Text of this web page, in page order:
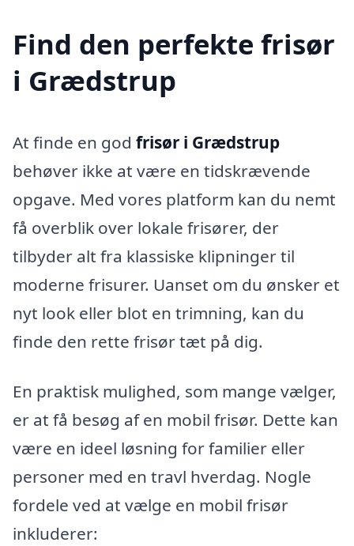
Find den perfekte frisør
i Grædstrup
At finde en god frisør i Grædstrup
behøver ikke at være en tidskrævende
opgave. Med vores platform kan du nemt
få overblik over lokale frisører, der
tilbyder alt fra klassiske klipninger til
moderne frisurer. Uanset om du ønsker et
nyt look eller blot en trimning, kan du
finde den rette frisør tæt på dig.
En praktisk mulighed, som mange vælger,
er at få besøg af en mobil frisør. Dette kan
være en ideel løsning for familier eller
personer med en travl hverdag. Nogle
fordele ved at vælge en mobil frisør
inkluderer: